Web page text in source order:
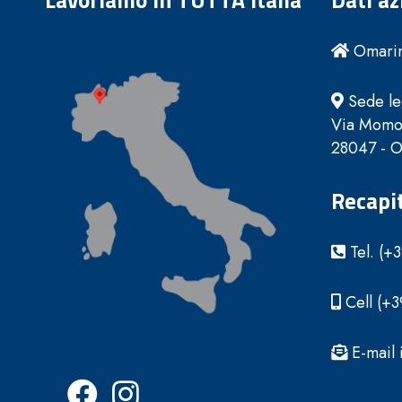
Sede
Via
28047 -
Tel.
Cell
E-mail